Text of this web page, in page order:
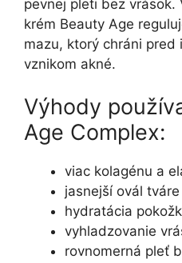
pevnej pleti bez vrások.
krém Beauty Age
mazu, ktorý chráni pred
vznikom akné.
Výhody
Age Complex:
viac kolagénu a
jasnejší ovál
hydratácia
vyhladzovanie
rovnomerná pleť